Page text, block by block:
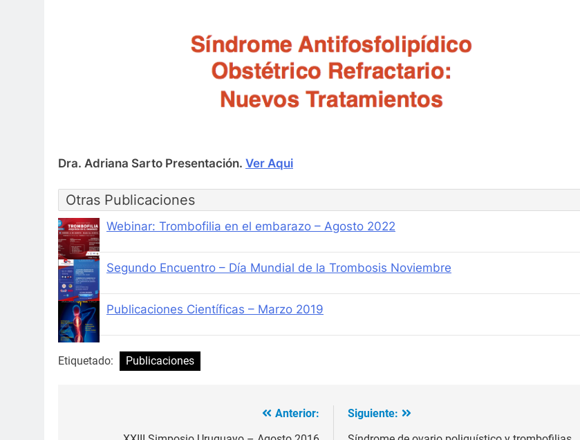
Dra. Adriana Sarto Presentación. Ver Aqui
Otras Publicaciones
Webinar: Trombofilia en el embarazo – Agosto 2022
Segundo Encuentro – Día Mundial de la Trombosis Noviembre
Publicaciones Científicas – Marzo 2019
Etiquetado: Publicaciones
Anterior:
Siguiente: